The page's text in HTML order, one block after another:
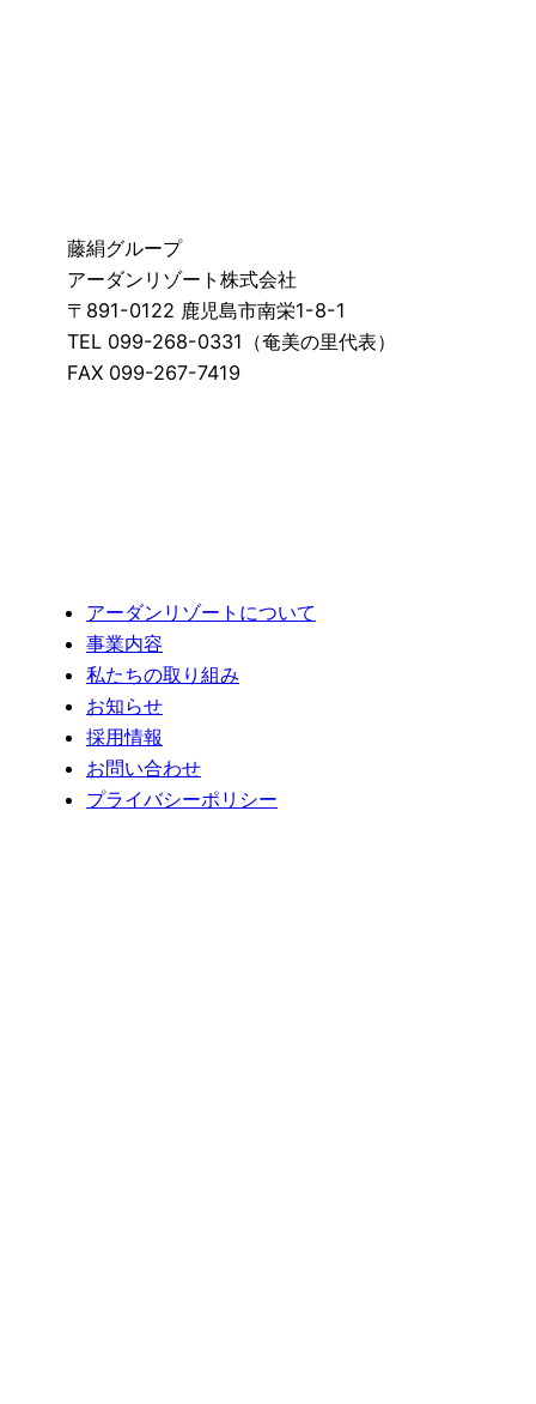
藤絹グループ
アーダンリゾート株式会社
〒891-0122 鹿児島市南栄1-8-1
TEL 099-268-0331（奄美の里代表）
FAX 099-267-7419
アーダンリゾートについて
事業内容
私たちの取り組み
お知らせ
採用情報
お問い合わせ
プライバシーポリシー